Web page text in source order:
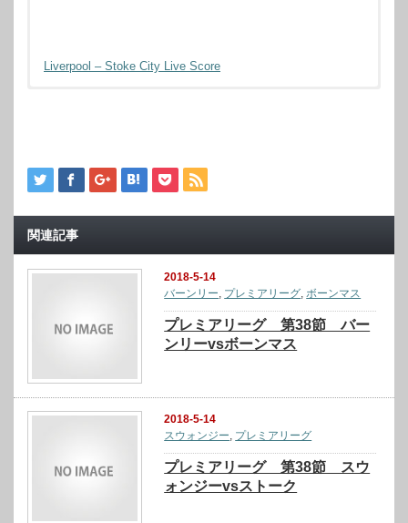
Liverpool – Stoke City Live Score
関連記事
2018-5-14
バーンリー プレミアリーグ ボーンマス
プレミアリーグ 第38節 バー
ンリーvsボーンマス
2018-5-14
スウォンジー, プレミアリーグ
プレミアリーグ 第38節 スウ
ォンジーvsストーク